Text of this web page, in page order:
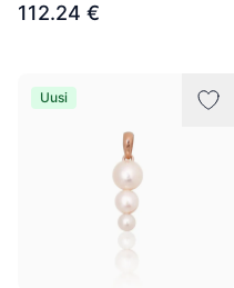
112.24 €
Uusi